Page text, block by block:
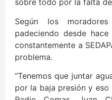
sobre todo por la falta
Según los
padeciendo desde
constantemente a
problema.
“Tenemos que juntar
por la baja presión y eso